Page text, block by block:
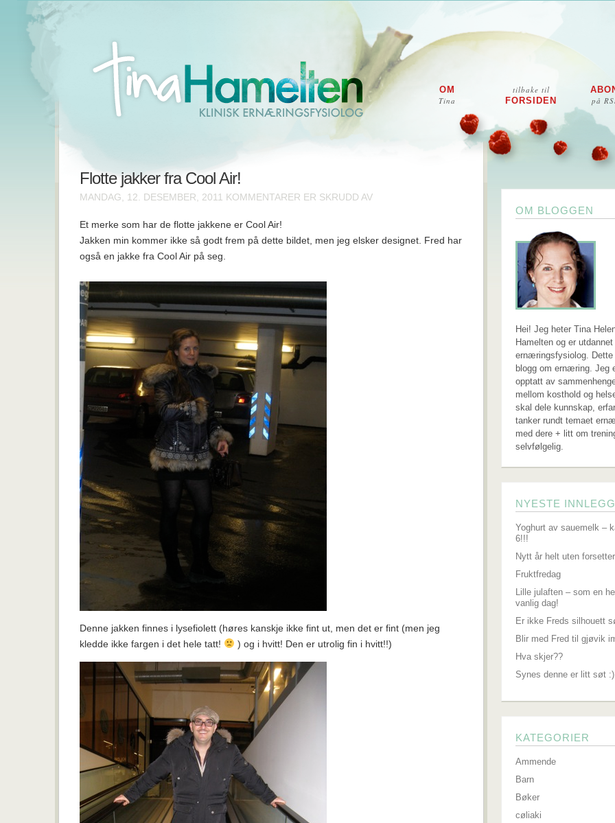
på
tilbake til
FORSIDEN
OM
Tina
Flotte jakker fra Cool Air!
MANDAG, 12. DESEMBER, 2011 KOMMENTARER ER SKRUDD AVFOR
COOL
Et merke som har de flotte jakkene er Cool Air!
Jakken min kommer ikke så godt frem på dette bildet, men jeg elsker designet. Fred har
også en jakke fra Cool Air på seg.
Denne jakken finnes i lysefiolett (høres kanskje ikke fint ut, men det er fint (men jeg
kledde ikke fargen i det hele tatt!
) og i hvitt! Den er utrolig fin i hvitt!!)
OM BLOGGEN
Hei! Jeg heter Tina
Hamelten og er
ernæringsfysiolog. Dette
blogg om ernæring. Jeg
opptatt av
mellom kosthold og
skal dele kunnskap,
tanker rundt temaet
med dere + litt om
selvfølgelig.
NYESTE INNLEGG
Yoghurt av sauemelk –
6!!!
Nytt år helt uten forsetter
Fruktfredag
Lille julaften – som en
vanlig dag!
Er ikke Freds silhouett
Blir med Fred til gjøvik
Hva skjer??
Synes denne er litt søt :)
KATEGORIER
Ammende
Barn
Bøker
cøliaki